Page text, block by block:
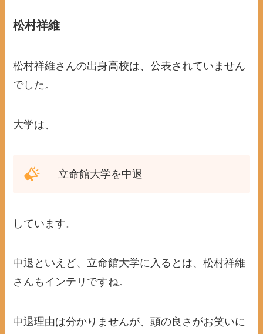
松村祥維
松村祥維さんの出身高校は、公表されていません
でした。
大学は、
立命館大学を中退
しています。
中退といえど、立命館大学に入るとは、松村祥維
さんもインテリですね。
中退理由は分かりませんが、頭の良さがお笑いに